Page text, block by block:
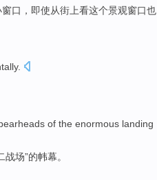
窗口 ， 即使从街上看这个景观窗口也
of the enormous landing
战场”的帏幕。